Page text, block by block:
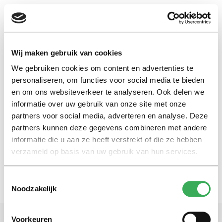
Wij maken gebruik van cookies
We gebruiken cookies om content en advertenties te
personaliseren, om functies voor social media te bieden
en om ons websiteverkeer te analyseren. Ook delen we
informatie over uw gebruik van onze site met onze
partners voor social media, adverteren en analyse. Deze
partners kunnen deze gegevens combineren met andere
informatie die u aan ze heeft verstrekt of die ze hebben
verzameld op basis van uw gebruik van hun services.
Noodzakelijk
Voorkeuren
EN
female circumcision
International
TiU PhD student: female
circumcision will end
16 maart 2016